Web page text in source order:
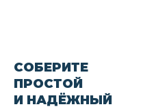
СОБЕРИТЕ
ПРОСТОЙ
И НАДЁЖНЫЙ